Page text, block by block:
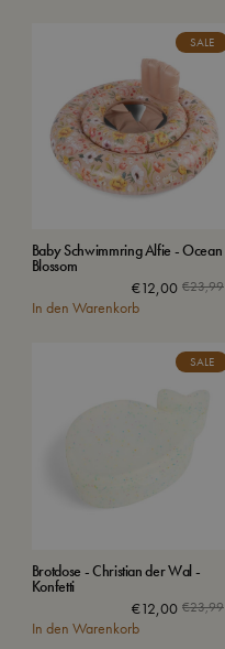
SALE
Baby Schwimmring Alfie - Ocean
Blossom
€23,99
€12,00
In den Warenkorb
SALE
Brotdose - Christian der Wal -
Konfetti
€23,99
€12,00
In den Warenkorb